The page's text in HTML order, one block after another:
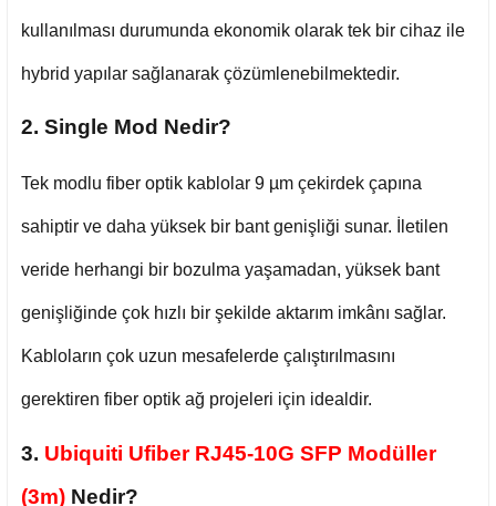
kullanılması durumunda ekonomik olarak tek bir cihaz ile
hybrid yapılar sağlanarak çözümlenebilmektedir.
2. Single Mod Nedir?
Tek modlu fiber optik kablolar 9 µm çekirdek çapına
sahiptir ve daha yüksek bir bant genişliği sunar. İletilen
veride herhangi bir bozulma yaşamadan, yüksek bant
genişliğinde çok hızlı bir şekilde aktarım imkânı sağlar.
Kabloların çok uzun mesafelerde çalıştırılmasını
gerektiren fiber optik ağ projeleri için idealdir.
3. Ubiquiti Ufiber RJ45-10G SFP Modüller
(3m) Nedir?